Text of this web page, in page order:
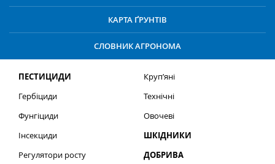
КАРТА ҐРУНТІВ
СЛОВНИК АГРОНОМА
ПЕСТИЦИДИ
Гербіциди
Фунгіциди
Інсекциди
Регулятори росту
Круп’яні
Технічні
Овочеві
ШКІДНИКИ
ДОБРИВА